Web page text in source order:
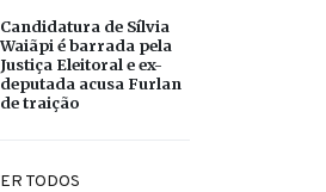
Candidatura de Sílvia
Waiãpi é barrada pela
Justiça Eleitoral e ex-
deputada acusa Furlan
de traição
TODOS